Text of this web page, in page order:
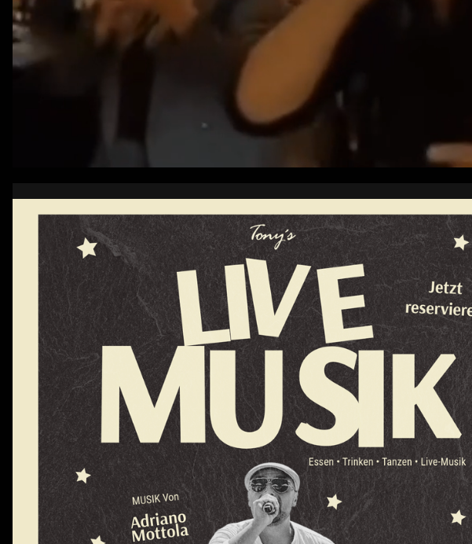
Ein Geschmack Italiens
Lebendige Momente, frische Aromen und echte
Gemeinschaft, Geschmack und